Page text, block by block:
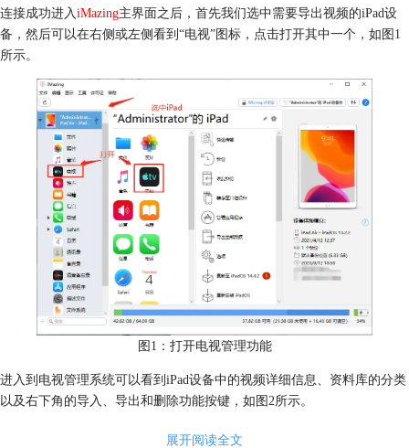
连接成功进入iMazing主界面之后，首先我们选中需要导出视频的iPad设
备，然后可以在右侧或左侧看到“电视”图标，点击打开其中一个，如图1
所示。
图1：打开电视管理功能
进入到电视管理系统可以看到iPad设备中的视频详细信息、资料库的分类
以及右下角的导入、导出和删除功能按键，如图2所示。
展开阅读全文